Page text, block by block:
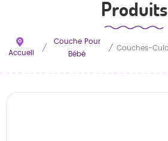
Produits
Accueil /
Couche Pour
Bébé
/